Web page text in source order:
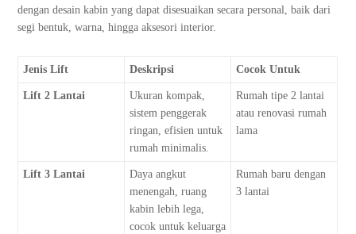
dengan desain kabin yang dapat disesuaikan secara personal, baik dari
segi bentuk, warna, hingga aksesori interior.
Jenis Lift Deskripsi Cocok Untuk
Lift 2 Lantai
Ukuran kompak,
sistem penggerak
ringan, efisien untuk
rumah minimalis.
Rumah tipe 2 lantai
atau renovasi rumah
lama
Lift 3 Lantai
Daya angkut
menengah, ruang
kabin lebih lega,
cocok untuk keluarga
Rumah baru dengan
3 lantai